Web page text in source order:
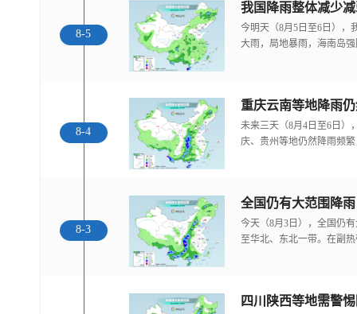
8-5
我国降雨整体减少
今明天（8月5日至6日），
大雨，局地暴雨，海南岛
8-4
重庆云南等地降雨
未来三天（8月4日至6日）
庆、贵州等地仍然降雨频
8-3
全国仍有大范围降
今天（8月3日），全国仍
至华北、东北一带。在副